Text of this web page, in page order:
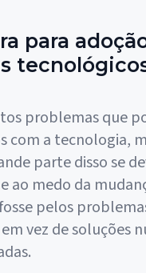
para
problemas que
com a tecnologia,
parte disso se
ao medo da
pelos
vez de soluções